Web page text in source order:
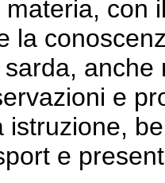
con
la
e
istruzione,
e